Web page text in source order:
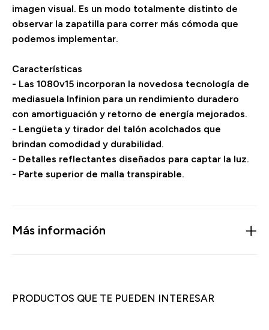
imagen visual. Es un modo totalmente distinto de
observar la zapatilla para correr más cómoda que
podemos implementar.
Características
- Las 1080v15 incorporan la novedosa tecnología de
mediasuela Infinion para un rendimiento duradero
con amortiguación y retorno de energía mejorados.
- Lengüeta y tirador del talón acolchados que
brindan comodidad y durabilidad.
- Detalles reflectantes diseñados para captar la luz.
- Parte superior de malla transpirable.
Más información
PRODUCTOS QUE TE PUEDEN INTERESAR